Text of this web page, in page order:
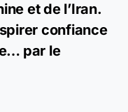
et de l’Iran.
confiance
par le